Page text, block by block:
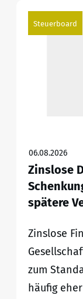
Steuerboard
06.08.2026
Zinslose
spätere
Zinslose
zum
häufig